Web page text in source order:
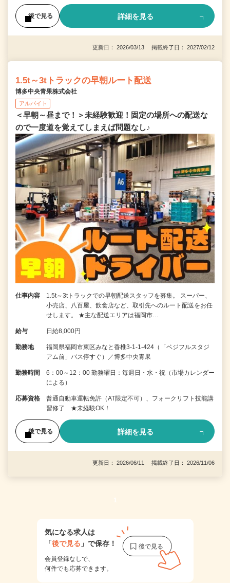
後で見る 詳細を見る
更新日： 2026/03/13 掲載終了日： 2027/02/12
1.5t～3tトラックの早朝ルート配送
博多中央青果株式会社
アルバイト
＜早朝～昼まで！＞未経験歓迎！固定の場所への配送な
ので一度道を覚えてしまえば問題なし♪
仕事内容
1.5t～3tトラックでの早朝配送スタッフを募集。 スーパー、
小売店、八百屋、飲食店など、取引先へのルート配送をお任
せします。 ★主な配送エリアは福岡市…
給与 日給8,000円
勤務地
福岡県福岡市東区みなと香椎3-1-1-424（「ベジフルスタジ
アム前」バス停すぐ）／博多中央青果
勤務時間
6：00～12：00 勤務曜日：毎週日・水・祝（市場カレンダー
による）
応募資格
普通自動車運転免許（AT限定不可）、フォークリフト技能講
習修了 ★未経験OK！
後で見る 詳細を見る
更新日： 2026/06/11 掲載終了日： 2026/11/06
1
気になる求人は
「後で見る 」で保存！
会員登録なしで、
何件でも応募できます。